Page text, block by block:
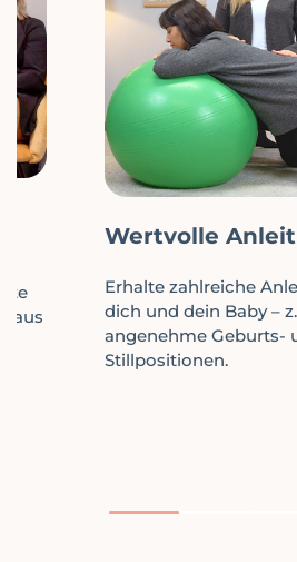
aus
Wertvolle
Erhalte zahlreiche
dich und dein Baby –
angenehme Geburts-
Stillpositionen.